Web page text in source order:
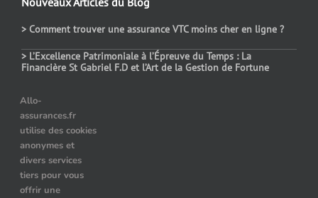
> Comment trouver une assurance VTC moins cher en ligne ?
> L’Excellence Patrimoniale à l’Épreuve du Temps : La
Financière St Gabriel F.D et l’Art de la Gestion de Fortune
> Assurance auto temporaire : dans quels cas choisir ce contrat
> Le prix des assurances pour les véhicules hybrides : comment
choisir ?
> Quelle assurance auto après résiliation pour alcoolémie ?
Allo-
assurances.fr
utilise des cookies
anonymes et
divers services
tiers pour vous
offrir une